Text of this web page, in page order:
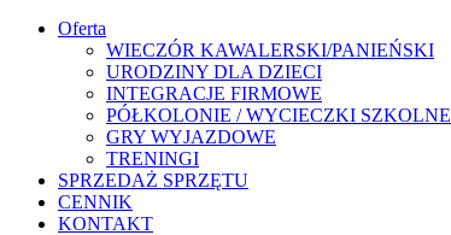
Oferta
WIECZÓR KAWALERSKI/PANIEŃSKI
URODZINY DLA DZIECI
INTEGRACJE FIRMOWE
PÓŁKOLONIE / WYCIECZKI SZKOLNE
GRY WYJAZDOWE
TRENINGI
SPRZEDAŻ SPRZĘTU
CENNIK
KONTAKT